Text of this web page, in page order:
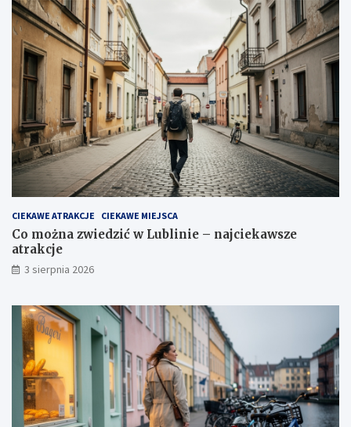
CIEKAWE ATRAKCJE CIEKAWE MIEJSCA
Co można zwiedzić w Lublinie – najciekawsze
atrakcje
3 sierpnia 2026